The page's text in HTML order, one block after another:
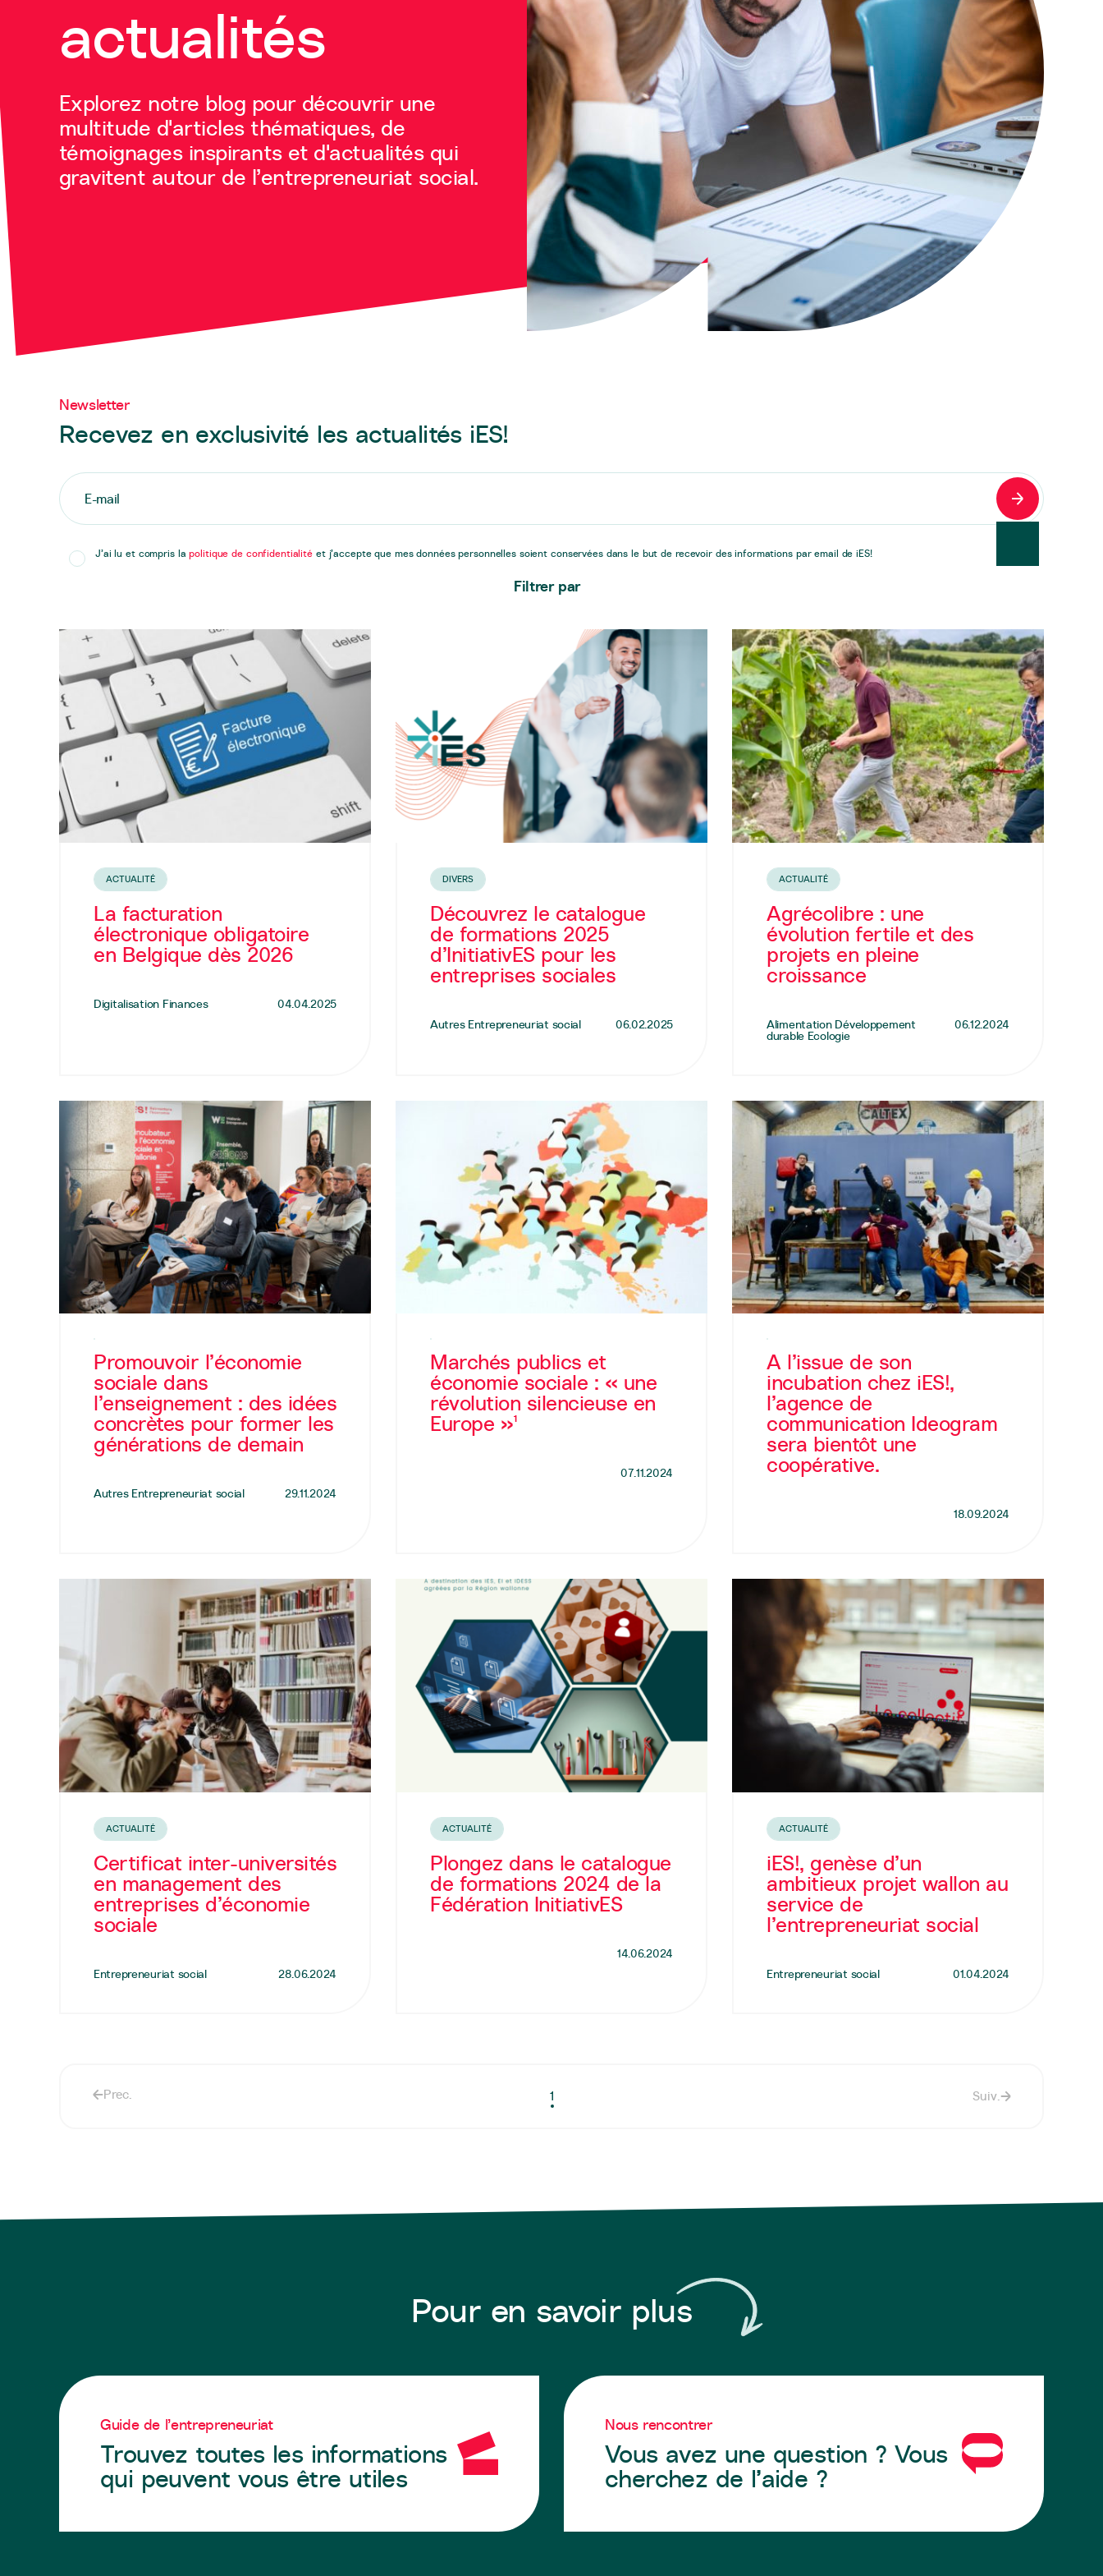
actualités
Explorez notre blog pour découvrir une
multitude d'articles thématiques, de
témoignages inspirants et d'actualités qui
gravitent autour de l’entrepreneuriat social.
Newsletter
Recevez en exclusivité les actualités iES!
S'inscrire
J’ai lu et compris lapolitique de confidentialité et j’accepte que mes données personnelles soient conservées dans le but de recevoir des informations par email de iES!
Filtrer par
ACTUALITÉ
La facturation
électronique obligatoire
en Belgique dès 2026
Digitalisation Finances 04.04.2025
DIVERS
Découvrez le catalogue
de formations 2025
d’InitiativES pour les
entreprises sociales
Autres Entrepreneuriat social 06.02.2025
ACTUALITÉ
Agrécolibre : une
évolution fertile et des
projets en pleine
croissance
Alimentation Développement
durable Ecologie
06.12.2024
Promouvoir l’économie
sociale dans
l’enseignement : des idées
concrètes pour former les
générations de demain
Autres Entrepreneuriat social 29.11.2024
Marchés publics et
économie sociale : « une
révolution silencieuse en
Europe »¹
07.11.2024
A l’issue de son
incubation chez iES!,
l’agence de
communication Ideogram
sera bientôt une
coopérative.
18.09.2024
ACTUALITÉ
Certificat inter-universités
en management des
entreprises d’économie
sociale
Entrepreneuriat social 28.06.2024
ACTUALITÉ
Plongez dans le catalogue
de formations 2024 de la
Fédération InitiativES
14.06.2024
ACTUALITÉ
iES!, genèse d’un
ambitieux projet wallon au
service de
l’entrepreneuriat social
Entrepreneuriat social 01.04.2024
Prec. 1 Suiv.
Pour en savoir plus
Guide de l’entrepreneuriat
Trouvez toutes les informations
qui peuvent vous être utiles
Nous rencontrer
Vous avez une question ? Vous
cherchez de l’aide ?